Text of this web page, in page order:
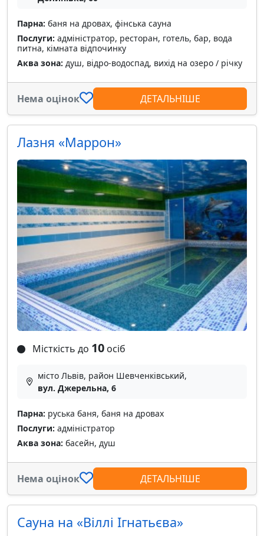
Парна: баня на дровах, фінська сауна
Послуги: адміністратор, ресторан, готель, бар, вода
питна, кімната відпочинку
Аква зона: душ, відро-водоспад, вихід на озеро / річку
Нема оцінок ДЕТАЛЬНІШЕ
Лазня «Маррон»
Місткість до 10 осіб
місто Львів, район Шевченківський,
вул. Джерельна, 6
Парна: руська баня, баня на дровах
Послуги: адміністратор
Аква зона: басейн, душ
Нема оцінок ДЕТАЛЬНІШЕ
Сауна на «Віллі Ігнатьєва»